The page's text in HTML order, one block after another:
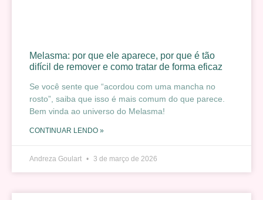
Melasma: por que ele aparece, por que é tão
difícil de remover e como tratar de forma eficaz
Se você sente que “acordou com uma mancha no
rosto”, saiba que isso é mais comum do que parece.
Bem vinda ao universo do Melasma!
CONTINUAR LENDO »
Andreza Goulart 3 de março de 2026